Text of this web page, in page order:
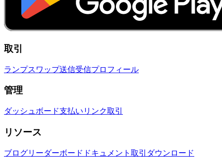
取引
ランプスワップ送信受信プロフィール
管理
ダッシュボード支払いリンク取引
リソース
ブログリーダーボード ドキュメント 取引 ダウンロード